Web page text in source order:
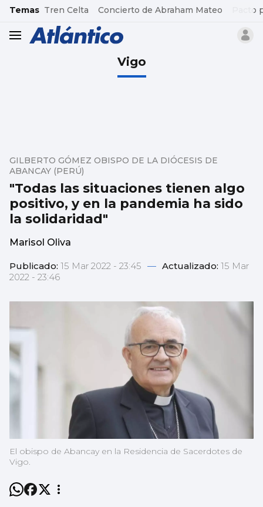
common.go-to-content
Temas Tren Celta Concierto de Abraham Mateo Pacto
header.menu.open
Vigo
"Todas las situaciones tienen algo
positivo, y en la pandemia ha sido
la solidaridad"
GILBERTO GÓMEZ OBISPO DE LA DIÓCESIS DE
ABANCAY (PERÚ)
Marisol Oliva
Publicado: 15 Mar 2022 - 23:45 — Actualizado: 15 Mar
2022 - 23:46
El obispo de Abancay en la Residencia de Sacerdotes de
Vigo.